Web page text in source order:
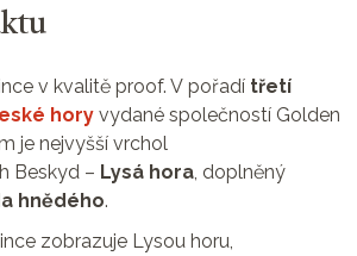
v kvalitě proof. V pořadí třetí
hory vydané společností Golden
je nejvyšší vrchol
Beskyd – Lysá hora, doplněný
hnědého.
zobrazuje Lysou horu,